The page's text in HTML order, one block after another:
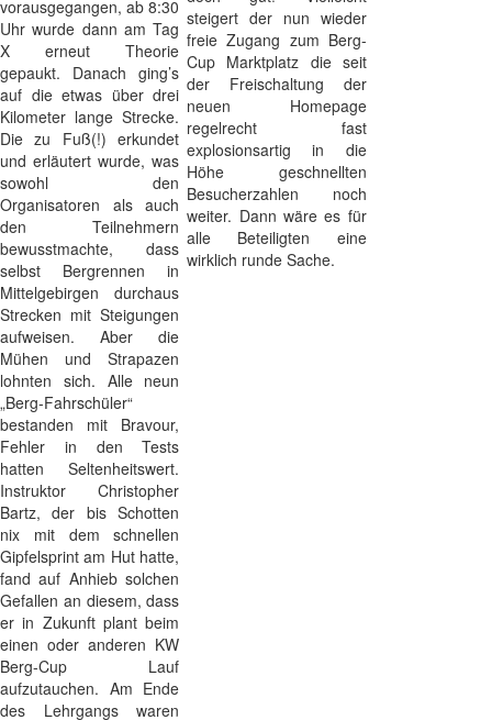
vorausgegangen, ab 8:30
Uhr wurde dann am Tag
X erneut Theorie
gepaukt. Danach ging’s
auf die etwas über drei
Kilometer lange Strecke.
Die zu Fuß(!) erkundet
und erläutert wurde, was
sowohl den
Organisatoren als auch
den Teilnehmern
bewusstmachte, dass
selbst Bergrennen in
Mittelgebirgen durchaus
Strecken mit Steigungen
aufweisen. Aber die
Mühen und Strapazen
lohnten sich. Alle neun
„Berg-Fahrschüler“
bestanden mit Bravour,
Fehler in den Tests
hatten Seltenheitswert.
Instruktor Christopher
Bartz, der bis Schotten
nix mit dem schnellen
Gipfelsprint am Hut hatte,
fand auf Anhieb solchen
Gefallen an diesem, dass
er in Zukunft plant beim
einen oder anderen KW
Berg-Cup Lauf
aufzutauchen. Am Ende
des Lehrgangs waren
steigert der nun wieder
freie Zugang zum Berg-
Cup Marktplatz die seit
der Freischaltung der
neuen Homepage
regelrecht fast
explosionsartig in die
Höhe geschnellten
Besucherzahlen noch
weiter. Dann wäre es für
alle Beteiligten eine
wirklich runde Sache.